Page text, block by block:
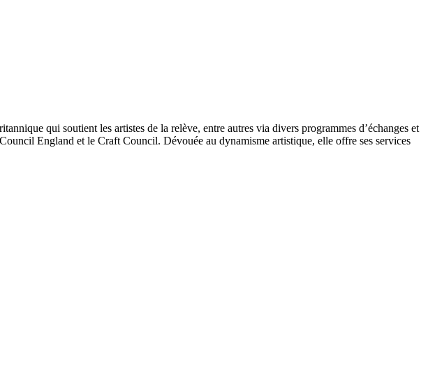
qui soutient les artistes de la relève, entre autres via divers programmes d’échanges et
England et le Craft Council. Dévouée au dynamisme artistique, elle offre ses services